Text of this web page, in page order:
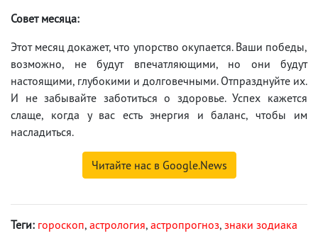
Совет месяца:
Этот месяц докажет, что упорство окупается. Ваши победы,
возможно, не будут впечатляющими, но они будут
настоящими, глубокими и долговечными. Отпразднуйте их.
И не забывайте заботиться о здоровье. Успех кажется
слаще, когда у вас есть энергия и баланс, чтобы им
насладиться.
Читайте нас в Google.News
Теги: гороскоп, астрология, астропрогноз, знаки зодиака